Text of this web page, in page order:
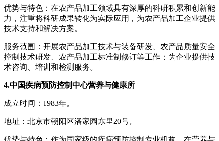
优势与特色：在农产品加工领域具有深厚的科研积累和创新能
力，注重将科研成果转化为实际应用，为农产品加工企业提供
技术支持和解决方案。
服务范围：开展农产品加工技术与装备研发、农产品质量安全
控制技术研发、农产品加工标准制修订等工作；为企业提供技
术咨询、培训和检测服务。
4.中国疾病预防控制中心营养与健康所
成立时间：1983年。
地址：北京市朝阳区潘家园东里20号。
优势与特色：作为国家级的疾病预防控制专业机构，在营养与